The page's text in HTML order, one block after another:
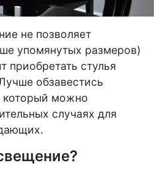
не позволяет
упомянутых размеров)
приобретать стулья
обзавестись
который можно
случаях для